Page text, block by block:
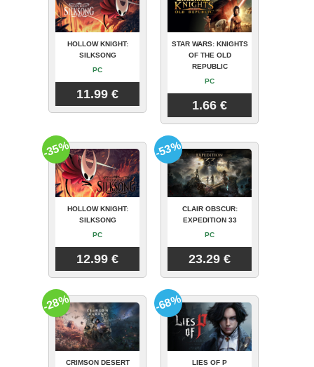
HOLLOW KNIGHT:
SILKSONG
PC
11.99 €
STAR WARS: KNIGHTS
OF THE OLD
REPUBLIC
PC
1.66 €
HOLLOW KNIGHT:
SILKSONG
PC
12.99 €
-35%
CLAIR OBSCUR:
EXPEDITION 33
PC
23.29 €
-53%
CRIMSON DESERT
-28%
LIES OF P
-68%